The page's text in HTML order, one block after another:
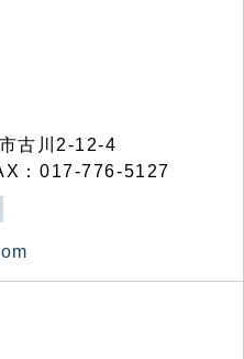
古川2-12-4
：017-776-5127